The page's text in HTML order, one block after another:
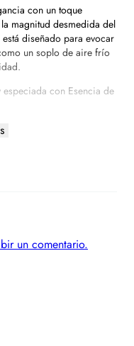
con un toque
magnitud desmedida del
diseñado para evocar
un soplo de aire frío
especiada con Esencia de
se vuelve
de Cedro de
un comentario.